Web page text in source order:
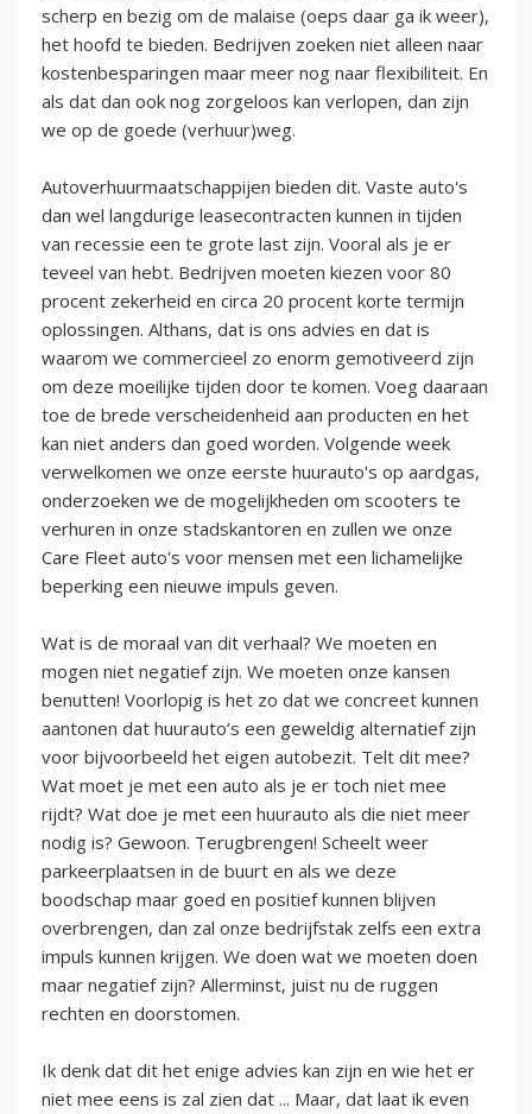
scherp en bezig om de malaise (oeps daar ga ik weer),
het hoofd te bieden. Bedrijven zoeken niet alleen naar
kostenbesparingen maar meer nog naar flexibiliteit. En
als dat dan ook nog zorgeloos kan verlopen, dan zijn
we op de goede (verhuur)weg.
Autoverhuurmaatschappijen bieden dit. Vaste auto's
dan wel langdurige leasecontracten kunnen in tijden
van recessie een te grote last zijn. Vooral als je er
teveel van hebt. Bedrijven moeten kiezen voor 80
procent zekerheid en circa 20 procent korte termijn
oplossingen. Althans, dat is ons advies en dat is
waarom we commercieel zo enorm gemotiveerd zijn
om deze moeilijke tijden door te komen. Voeg daaraan
toe de brede verscheidenheid aan producten en het
kan niet anders dan goed worden. Volgende week
verwelkomen we onze eerste huurauto's op aardgas,
onderzoeken we de mogelijkheden om scooters te
verhuren in onze stadskantoren en zullen we onze
Care Fleet auto's voor mensen met een lichamelijke
beperking een nieuwe impuls geven.
Wat is de moraal van dit verhaal? We moeten en
mogen niet negatief zijn. We moeten onze kansen
benutten! Voorlopig is het zo dat we concreet kunnen
aantonen dat huurauto’s een geweldig alternatief zijn
voor bijvoorbeeld het eigen autobezit. Telt dit mee?
Wat moet je met een auto als je er toch niet mee
rijdt? Wat doe je met een huurauto als die niet meer
nodig is? Gewoon. Terugbrengen! Scheelt weer
parkeerplaatsen in de buurt en als we deze
boodschap maar goed en positief kunnen blijven
overbrengen, dan zal onze bedrijfstak zelfs een extra
impuls kunnen krijgen. We doen wat we moeten doen
maar negatief zijn? Allerminst, juist nu de ruggen
rechten en doorstomen.
Ik denk dat dit het enige advies kan zijn en wie het er
niet mee eens is zal zien dat ... Maar, dat laat ik even